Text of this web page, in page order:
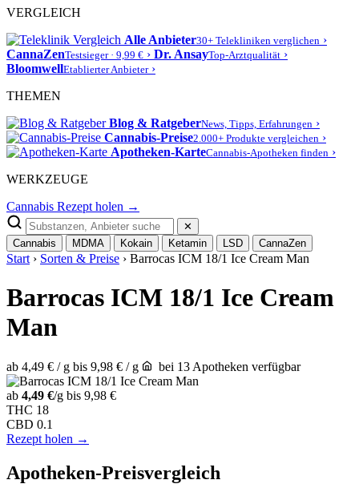
VERGLEICH
Alle Anbieter30+ Telekliniken verglichen ›
CannaZenTestsieger · 9,99 € › Dr. AnsayTop-Arztqualität ›
BloomwellEtablierter Anbieter ›
THEMEN
Blog & RatgeberNews, Tipps, Erfahrungen ›
Cannabis-Preise2.000+ Produkte vergleichen ›
Apotheken-KarteCannabis-Apotheken finden ›
WERKZEUGE
Cannabis Rezept holen →
✕
Cannabis
MDMA Kokain Ketamin LSD CannaZen
Start › Sorten & Preise › Barrocas ICM 18/1 Ice Cream Man
Barrocas ICM 18/1 Ice Cream
Man
ab 4,49 € / g bis 9,98 € / g bei 13 Apotheken verfügbar
ab 4,49 €/g bis 9,98 €
THC 18
CBD 0.1
Rezept holen →
Apotheken-Preisvergleich